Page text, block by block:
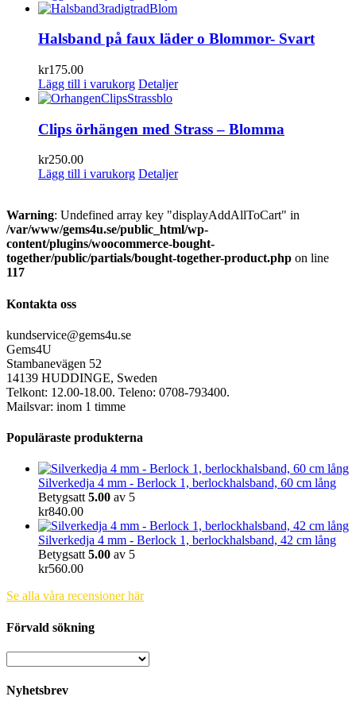
Halsband på faux läder o Blommor- Svart
kr175.00
Lägg till i varukorg Detaljer
Clips örhängen med Strass – Blomma
kr250.00
Lägg till i varukorg Detaljer
Warning: Undefined array key "displayAddAllToCart" in
/var/www/gems4u.se/public_html/wp-
content/plugins/woocommerce-bought-
together/public/partials/bought-together-product.php on line
117
Kontakta oss
kundservice@gems4u.se
Gems4U
Stambanevägen 52
14139 HUDDINGE, Sweden
Telkont: 12.00-18.00. Teleno: 0708-793400.
Mailsvar: inom 1 timme
Populäraste produkterna
Silverkedja 4 mm - Berlock 1, berlockhalsband, 60 cm lång
Betygsatt5.00 av 5
kr840.00
Silverkedja 4 mm - Berlock 1, berlockhalsband, 42 cm lång
Betygsatt5.00 av 5
kr560.00
Se alla våra recensioner här
Förvald sökning
Nyhetsbrev